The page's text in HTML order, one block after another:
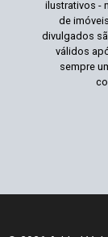
ilustrativos -
de
divulgados
válidos
sempre